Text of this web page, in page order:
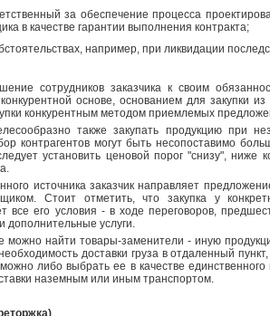
за обеспечение процесса
в качестве гарантии выполнения контракта;
например, при ликвидации
сотрудников заказчика к своим
основе, основанием для закупки
конкурентным методом приемлемых
также закупать продукцию при
контрагентов могут быть несопоставимо
установить ценовой порог "снизу", ниже
источника заказчик направляет
Стоит отметить, что закупка у
все его условия - в ходе переговоров,
дополнительные услуги.
можно найти товары-заменители - иную
доставки груза в отдаленный
либо выбрать ее в качестве
наземным или иным транспортом.